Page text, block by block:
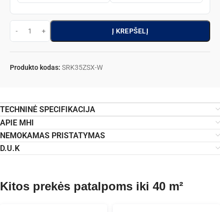
Į KREPŠELĮ
Produkto kodas: SRK35ZSX-W
TECHNINĖ SPECIFIKACIJA
APIE MHI
NEMOKAMAS PRISTATYMAS
D.U.K
Kitos prekės patalpoms iki 40 m²